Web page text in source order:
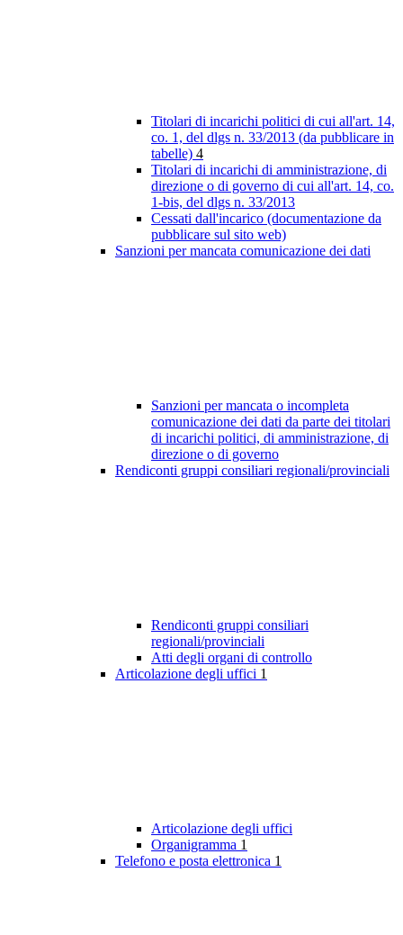
Titolari di incarichi politici di cui all'art. 14,
co. 1, del dlgs n. 33/2013 (da pubblicare in
tabelle) 4
Titolari di incarichi di amministrazione, di
direzione o di governo di cui all'art. 14, co.
1-bis, del dlgs n. 33/2013
Cessati dall'incarico (documentazione da
pubblicare sul sito web)
Sanzioni per mancata comunicazione dei dati
Sanzioni per mancata o incompleta
comunicazione dei dati da parte dei titolari
di incarichi politici, di amministrazione, di
direzione o di governo
Rendiconti gruppi consiliari regionali/provinciali
Rendiconti gruppi consiliari
regionali/provinciali
Atti degli organi di controllo
Articolazione degli uffici 1
Articolazione degli uffici
Organigramma 1
Telefono e posta elettronica 1